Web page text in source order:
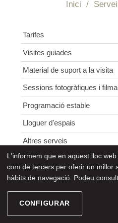
Inici /
Tarifes
Visites guiades
Material de suport a la visita
Sessions fotogràfiques i
Programació estable
Lloguer d'espais
Altres serveis
Accessibilitat al Turó
Hivern: 01/10 – 30/04
L'informem que en aquest lloc
com de tercers per oferir un millor
hàbits de navegació. Podeu
CONFIGURAR